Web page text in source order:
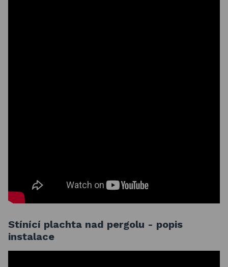
Stínící plachta nad pergolu - popis
instalace